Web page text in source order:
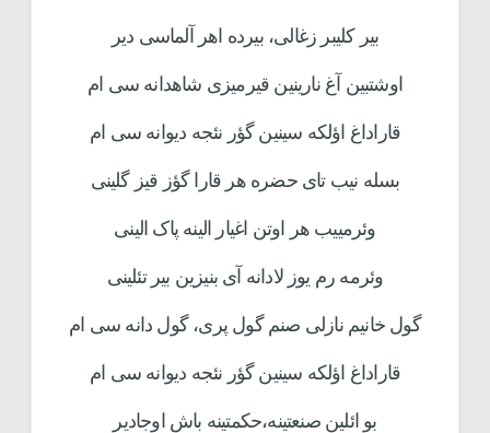
بیر کلیبر زغالی، بیرده اهر آلماسی دیر
اوشتبین آغ نارینین قیرمیزی شاهدانه سی ام
قاراداغ اؤلکه سینین گؤر نئجه دیوانه سی ام
بسله نیب تای حضره هر قارا گؤز قیز گلینی
وئرمییب هر اوتن اغیار الینه پاک الینی
وئرمه رم یوز لادانه آی بنیزین بیر تئلینی
گول خانیم نازلی صنم گول پری، گول دانه سی ام
قاراداغ اؤلکه سینین گؤر نئجه دیوانه سی ام
بو ائلین صنعتینه،‌حکمتینه باش اوجادیر